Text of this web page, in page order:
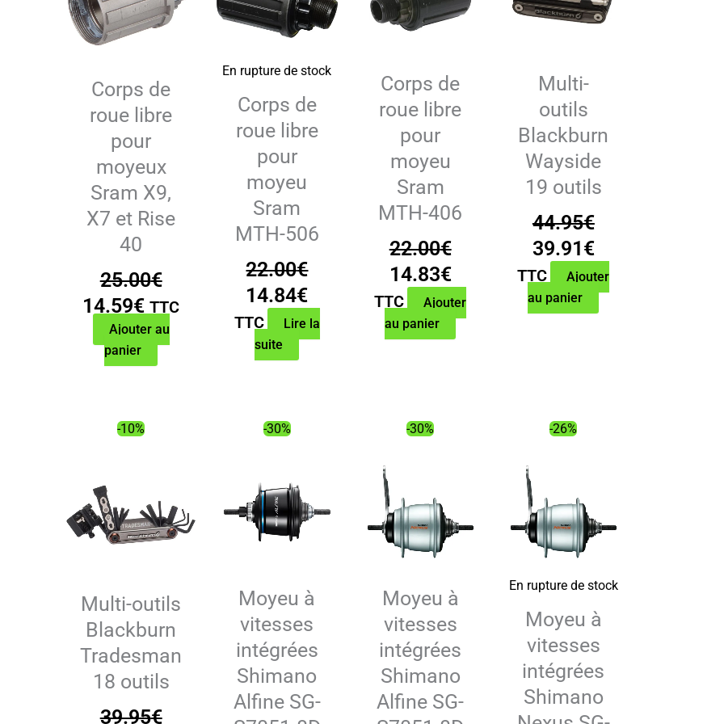
Corps de
roue libre
pour
moyeux
Sram X9,
X7 et Rise
40
25.00€
Le
prix
initial
14.59€Le
prix
TTC
Ajouter au
panier
En rupture de stock
Corps de
roue libre
pour
moyeu
Sram
MTH-506
22.00€
Le
prix
initial
14.84€Le
prix
actuel
TTC
Lire la
suite
Corps de
roue libre
pour
moyeu
Sram
MTH-406
22.00€
Le
prix
initial
14.83€Le
prix
actuel
TTC
Ajouter
au panier
Multi-
outils
Blackburn
Wayside
19 outils
44.95€
Le
prix
initial
39.91€Le
prix
actuel
TTC
Ajouter
au panier
-10%
Multi-outils
Blackburn
Tradesman
18 outils
39.95€
-30%
Moyeu à
vitesses
intégrées
Shimano
Alfine SG-
-30%
Moyeu à
vitesses
intégrées
Shimano
Alfine SG-
-26%
En rupture de stock
Moyeu à
vitesses
intégrées
Shimano